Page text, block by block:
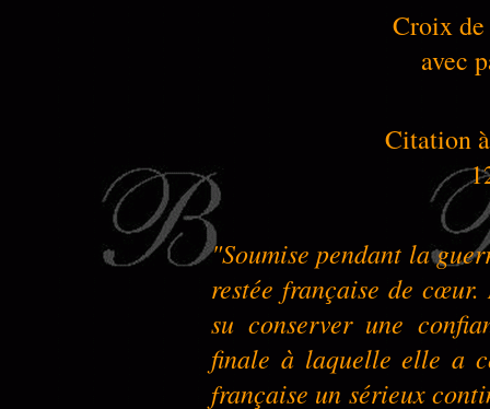
Croix
avec
Citation
"Soumise pendant la
restée française de
su conserver une
finale à laquelle elle a
française un sérieux